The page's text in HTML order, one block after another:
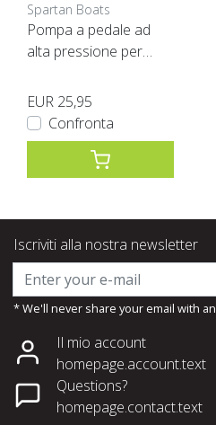
Spartan Boats
Pompa a pedale ad
alta pressione per
EUR 25,95
Confronta
Iscriviti alla nostra newsletter
* We'll never share your email with
Il mio account
homepage.account.text
Questions?
homepage.contact.text